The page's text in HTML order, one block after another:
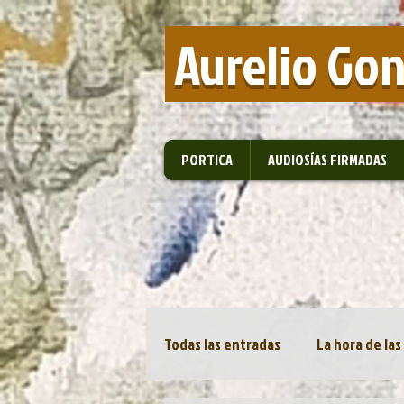
Aurelio
PORTICA AUDIOSÍAS FIRMADAS
Todas las entradas La hora de